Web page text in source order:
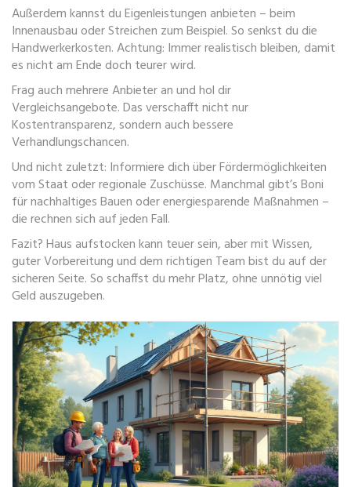
Außerdem kannst du Eigenleistungen anbieten – beim
Innenausbau oder Streichen zum Beispiel. So senkst du die
Handwerkerkosten. Achtung: Immer realistisch bleiben, damit
es nicht am Ende doch teurer wird.
Frag auch mehrere Anbieter an und hol dir
Vergleichsangebote. Das verschafft nicht nur
Kostentransparenz, sondern auch bessere
Verhandlungschancen.
Und nicht zuletzt: Informiere dich über Fördermöglichkeiten
vom Staat oder regionale Zuschüsse. Manchmal gibt’s Boni
für nachhaltiges Bauen oder energiesparende Maßnahmen –
die rechnen sich auf jeden Fall.
Fazit? Haus aufstocken kann teuer sein, aber mit Wissen,
guter Vorbereitung und dem richtigen Team bist du auf der
sicheren Seite. So schaffst du mehr Platz, ohne unnötig viel
Geld auszugeben.